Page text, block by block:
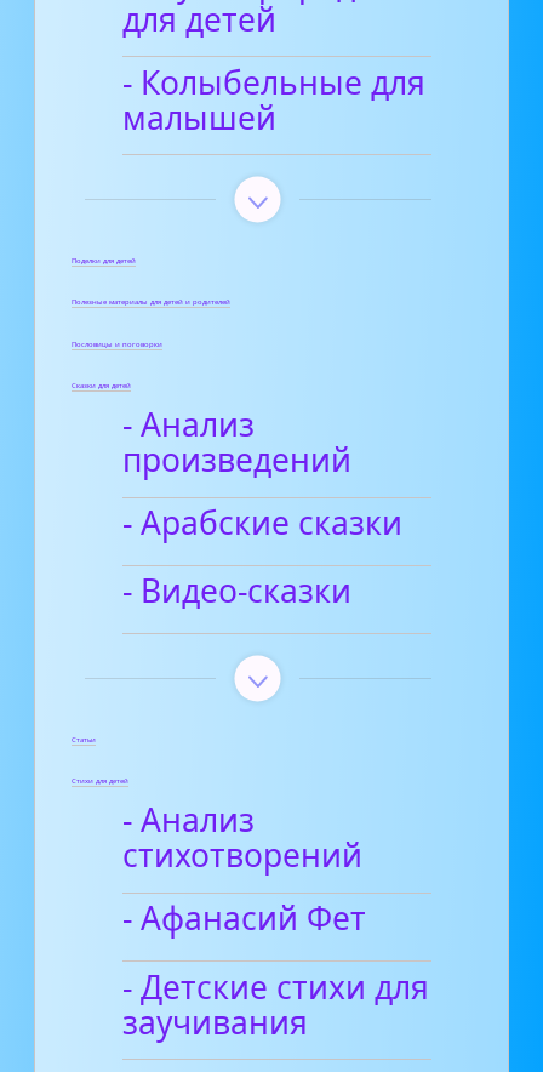
для детей
- Колыбельные для
малышей
Поделки для детей
Полезные материалы для детей и родителей
Пословицы и поговорки
Сказки для детей
- Анализ
произведений
- Арабские сказки
- Видео-сказки
Статьи
Стихи для детей
- Анализ
стихотворений
- Афанасий Фет
- Детские стихи для
заучивания